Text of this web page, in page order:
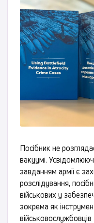
Посібник не
вакуумі.
завданням армії є
розслідування,
військових у
зокрема як